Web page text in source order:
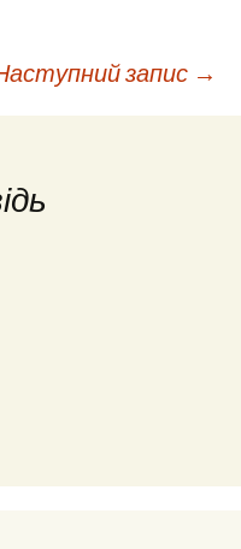
запис →